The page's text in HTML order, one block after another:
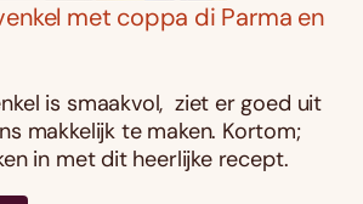
met coppa di Parma en
is smaakvol, ziet er goed uit
makkelijk te maken. Kortom;
in met dit heerlijke recept.